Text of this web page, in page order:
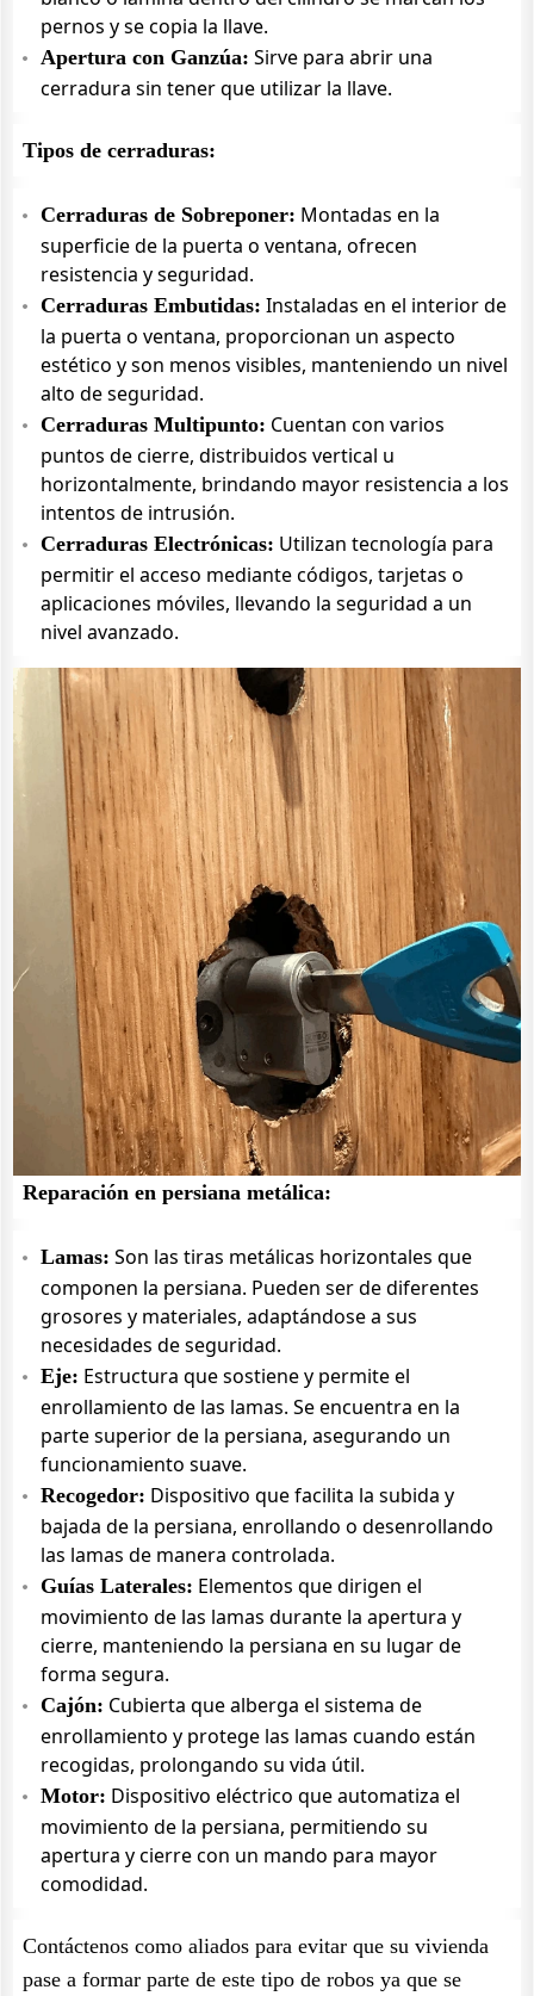
pernos y se copia la llave.
Apertura con Ganzúa: Sirve para abrir una
cerradura sin tener que utilizar la llave.
Tipos de cerraduras:
Cerraduras de Sobreponer: Montadas en la
superficie de la puerta o ventana, ofrecen
resistencia y seguridad.
Cerraduras Embutidas: Instaladas en el interior de
la puerta o ventana, proporcionan un aspecto
estético y son menos visibles, manteniendo un nivel
alto de seguridad.
Cerraduras Multipunto: Cuentan con varios
puntos de cierre, distribuidos vertical u
horizontalmente, brindando mayor resistencia a los
intentos de intrusión.
Cerraduras Electrónicas: Utilizan tecnología para
permitir el acceso mediante códigos, tarjetas o
aplicaciones móviles, llevando la seguridad a un
nivel avanzado.
Reparación en persiana metálica:
Lamas: Son las tiras metálicas horizontales que
componen la persiana. Pueden ser de diferentes
grosores y materiales, adaptándose a sus
necesidades de seguridad.
Eje: Estructura que sostiene y permite el
enrollamiento de las lamas. Se encuentra en la
parte superior de la persiana, asegurando un
funcionamiento suave.
Recogedor: Dispositivo que facilita la subida y
bajada de la persiana, enrollando o desenrollando
las lamas de manera controlada.
Guías Laterales: Elementos que dirigen el
movimiento de las lamas durante la apertura y
cierre, manteniendo la persiana en su lugar de
forma segura.
Cajón: Cubierta que alberga el sistema de
enrollamiento y protege las lamas cuando están
recogidas, prolongando su vida útil.
Motor: Dispositivo eléctrico que automatiza el
movimiento de la persiana, permitiendo su
apertura y cierre con un mando para mayor
comodidad.
Contáctenos como aliados para evitar que su vivienda
pase a formar parte de este tipo de robos ya que se